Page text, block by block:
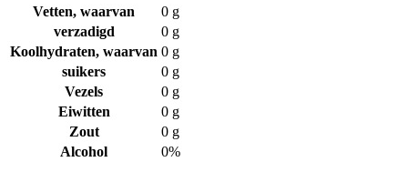
Vetten, waarvan
0 g
verzadigd
0 g
Koolhydraten, waarvan 0 g
suikers
0 g
Vezels
0 g
Eiwitten
0 g
Zout
0 g
Alcohol
0%